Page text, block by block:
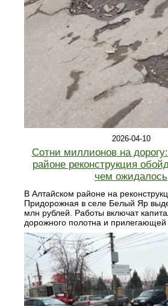
2026-04-10
Сотни миллионов на
районе реконструкция
чем ожидалось
В Алтайском районе на
Придорожная в селе Белый Яр
млн рублей. Работы включат
дорожного полотна и прилегающей